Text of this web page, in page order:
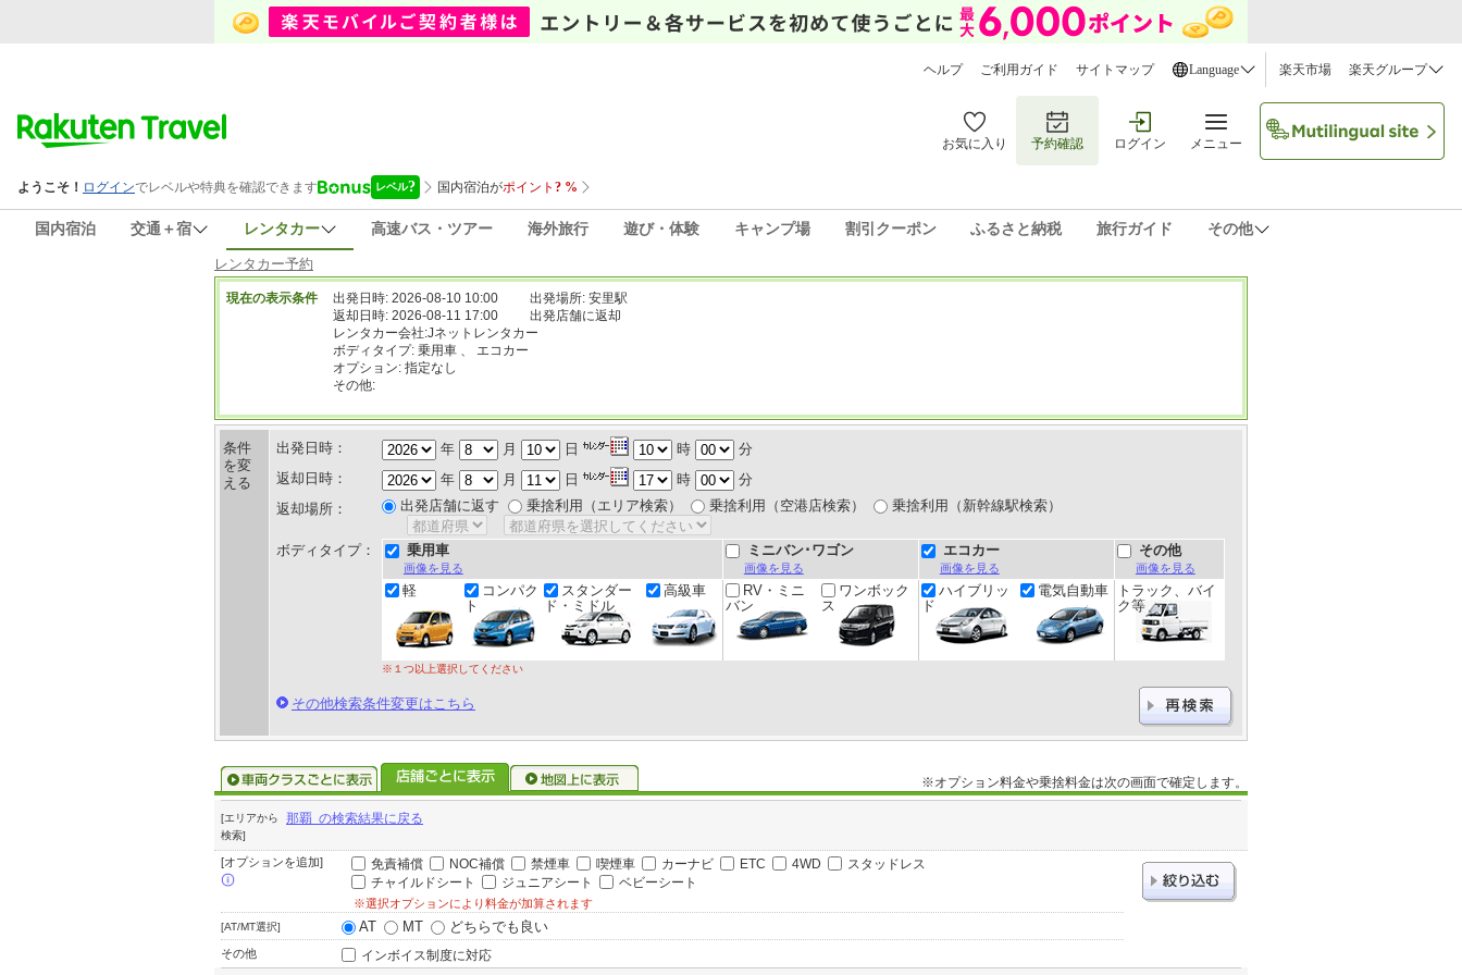
ヘルプ ご利用ガイド サイトマップ Language 楽天市場 楽天グループ
お気に入り 予約確認 ログイン メニュー
国内宿泊 交通＋宿 レンタカー 高速バス・ツアー 海外旅行 遊び・体験 キャンプ場 割引クーポン ふるさと納税 旅行ガイド その他
レンタカー予約
現在の表示条件 出発日時: 2026-08-10 10:00
出発場所: 安里駅
返却日時: 2026-08-11 17:00
出発店舗に返却
レンタカー会社:Jネットレンタカー
ボディタイプ: 乗用車 、 エコカー
オプション: 指定なし
その他:
条件
を変
える
出発日時： 年 月 日 時
分
返却日時：
年 月 日 時
分
返却場所：
出発店舗に返す 乗捨利用（エリア検索） 乗捨利用（空港店検索） 乗捨利用（新幹線駅検索）
ボディタイプ： 乗用車
画像を見る
ミニバン･ワゴン
画像を見る
エコカー
画像を見る
その他
画像を見る
軽
コンパク
ト
スタンダー
ド・ミドル
高級車
RV・ミニ
バン
ワンボック
ス
ハイブリッ
ド
電気自動車
トラック、バイ
ク等
※１つ以上選択してください
その他検索条件変更はこちら
※オプション料金や乗捨料金は次の画面で確定します。
[エリアから
検索]
那覇 の検索結果に戻る
[オプションを追加] 免責補償 NOC補償 禁煙車 喫煙車 カーナビ ETC 4WD
スタッドレス
チャイルドシート
ジュニアシート ベビーシート
※選択オプションにより料金が加算されます
[AT/MT選択] AT MT どちらでも良い
その他 インボイス制度に対応